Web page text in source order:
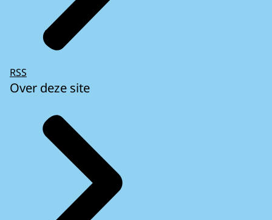
RSS
Over deze site